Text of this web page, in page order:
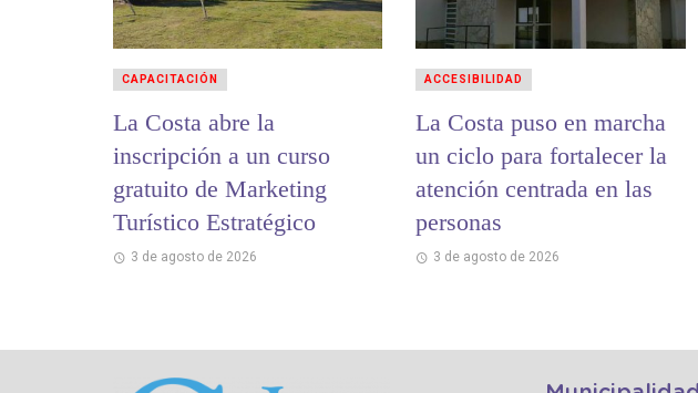
La Costa abre la
inscripción a un curso
gratuito de Marketing
Turístico Estratégico
3 de agosto de 2026
CAPACITACIÓN
La Costa puso en marcha
un ciclo para fortalecer la
atención centrada en las
personas
3 de agosto de 2026
ACCESIBILIDAD